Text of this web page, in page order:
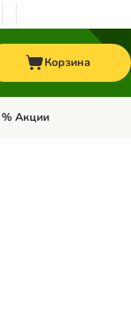
Корзина
меню
% Акции